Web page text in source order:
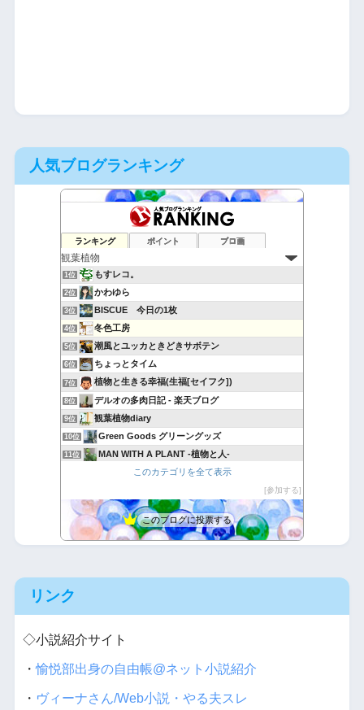
人気ブログランキング
ランキング ポイント ブロ画
1位 もすレコ。
2位 かわゆら
3位 BISCUE 今日の1枚
4位 冬色工房
5位 潮風とユッカときどきサボテン
6位 ちょっとタイム
7位 植物と生きる幸福(生福[セイフク])
8位 デルオの多肉日記 - 楽天ブログ
9位 観葉植物diary
10位 Green Goods グリーングッズ
11位 MAN WITH A PLANT -植物と人-
おもいつかない
多肉植物・サボテンの種類、一覧と育て方 図鑑サイト｜TA29
14位 アボタリアンのアボカド生活
15位 Yubisakino Jyunin
このカテゴリを全て表示
参加する
このブログに投票する
リンク
◇小説紹介サイト
・愉悦部出身の自由帳@ネット小説紹介
・ ヴィーナさん/Web小説・やる夫スレ